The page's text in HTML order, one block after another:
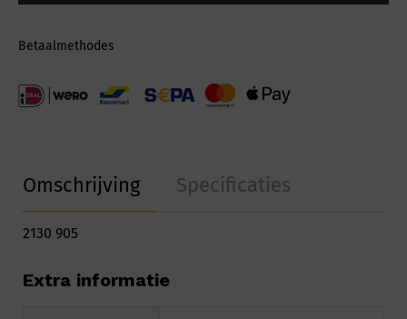
Betaalmethodes
Omschrijving Specificaties
2130 905
Extra informatie